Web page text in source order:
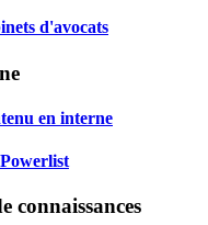
d'avocats
en interne
connaissances